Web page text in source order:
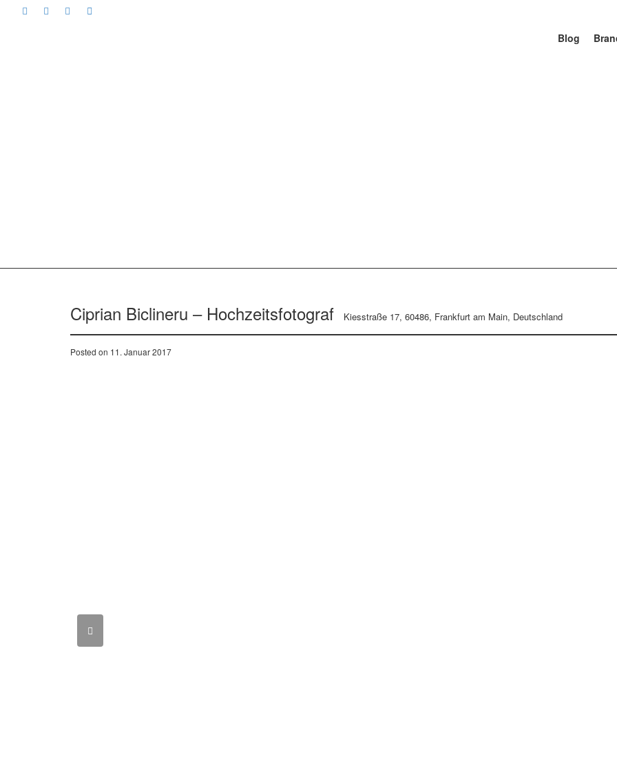
Blog
Ciprian Biclineru – Hochzeitsfotograf Kiesstraße 17, 60486, Frankfurt am Main, Deutschland
Posted on 11. Januar 2017